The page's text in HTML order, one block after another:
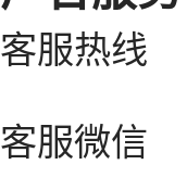
客服热线
客服微信